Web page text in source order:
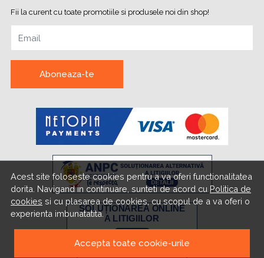
Acest site foloseste cookies pentru a va oferi functionalitatea
dorita. Navigand in continuare, sunteti de acord cu Politica de
cookies si cu plasarea de cookies, cu scopul de a va oferi o
experienta imbunatatita.
Accepta toate cookie-urile
Fii la curent cu toate promotiile si produsele noi din shop!
Email
Aboneaza-te